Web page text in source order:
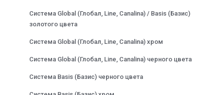
Система Global (Глобал, Line, Canalina) / Basis (Базис)
золотого цвета
Система Global (Глобал, Line, Canalina) хром
Система Global (Глобал, Line, Canalina) черного цвета
Система Basis (Базис) черного цвета